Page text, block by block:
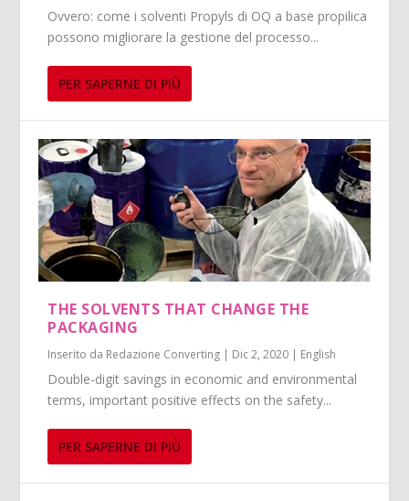
Ovvero: come i solventi Propyls di OQ a base propilica
possono migliorare la gestione del processo...
PER SAPERNE DI PIÙ
THE SOLVENTS THAT CHANGE THE
PACKAGING
Inserito da Redazione Converting | Dic 2, 2020 | English
Double-digit savings in economic and environmental
terms, important positive effects on the safety...
PER SAPERNE DI PIÙ